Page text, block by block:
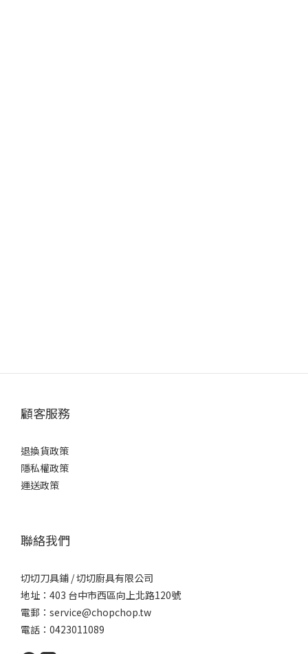
顧客服務
退換貨政策
隱私權政策
運送政策
聯絡我們
切切刀具鋪 / 切切廚具有限公司
地址：403 台中市西區向上北路120號
電郵：service@chopchop.tw
電話：0423011089